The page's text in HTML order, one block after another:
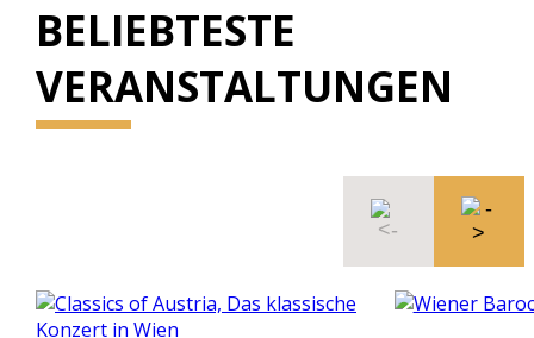
BELIEBTESTE
VERANSTALTUNGEN